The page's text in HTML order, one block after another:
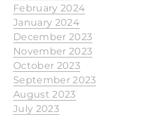
February 2024
January 2024
December 2023
November 2023
October 2023
September 2023
August 2023
July 2023